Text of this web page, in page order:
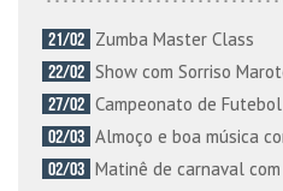
21/02 Zumba Master Class
22/02 Show com Sorriso
27/02 Campeonato de
02/03 Almoço e boa música
02/03 Matinê de carnaval